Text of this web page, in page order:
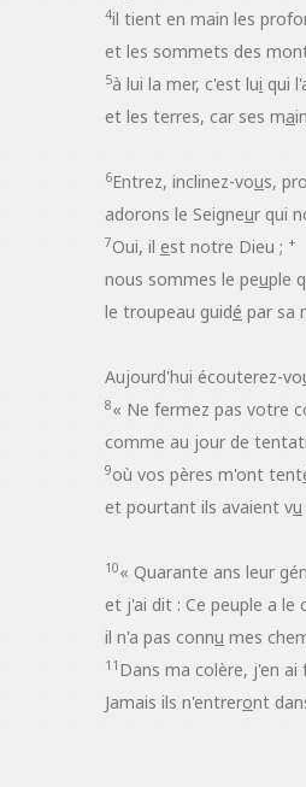
4il tient en main les
et les sommets des
5à lui la mer, c'est lui qui
et les terres, car ses ma
6Entrez, inclinez-vous,
adorons le Seigneur qui
7Oui, il est notre Dieu ; +
nous sommes le peuple
le troupeau guidé par sa
Aujourd'hui écouterez-vo
8« Ne fermez pas votre
comme au jour de tentati
9où vos pères m'ont tent
et pourtant ils avaient vu
10« Quarante ans leur
et j'ai dit : Ce peuple a le
il n'a pas connu mes
11 Dans ma colère, j'en ai
Jamais ils n'entreront